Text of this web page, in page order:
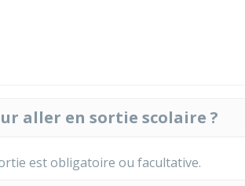
aller en sortie scolaire ?
est obligatoire ou facultative.